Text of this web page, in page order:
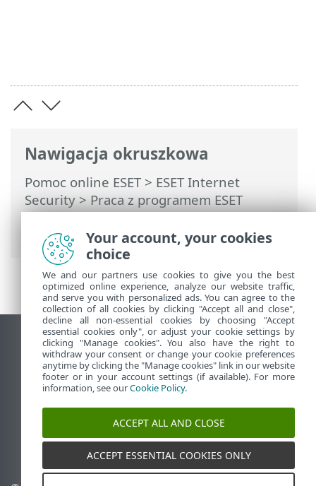
Nawigacja okruszkowa
Pomoc online ESET> ESET Internet
Security>Praca z programem ESET
Internet Security>Narzędzia>Pliki
dziennika > Filtrowanie dziennika
Wyświetl witrynę internetową dla
komputerów
End of Life
Baza wiedzy ESET
ESET Status Portal
Pomoc regionalna
Your account, your cookies
choice
We and our partners use cookies to give you the best
optimized online experience, analyze our website traffic,
and serve you with personalized ads. You can agree to the
collection of all cookies by clicking "Accept all and close",
decline all non-essential cookies by choosing "Accept
essential cookies only", or adjust your cookie settings by
clicking "Manage cookies". You also have the right to
withdraw your consent or change your cookie preferences
anytime by clicking the "Manage cookies" link in our website
footer or in your account settings (if available). For more
information, see ourCookie Policy.
ACCEPT ALL AND CLOSE
ACCEPT ESSENTIAL COOKIES ONLY